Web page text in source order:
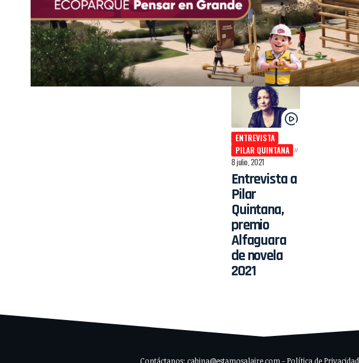
ENTREVISTA
PILAR QUINTANA
8 julio, 2021
Entrevista a
Pilar
Quintana,
premio
Alfaguara
de novela
2021
Contáctanos: cabina@estamosalaire.com - Política de Privacidad